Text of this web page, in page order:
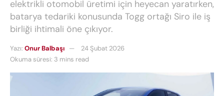
elektrikli otomobil üretimi için heyecan yaratırken,
batarya tedariki konusunda Togg ortağı Siro ile iş
birliği ihtimali öne çıkıyor.
Yazı: Onur Balbaşı
24 Şubat 2026
Okuma süresi: 3 mins read